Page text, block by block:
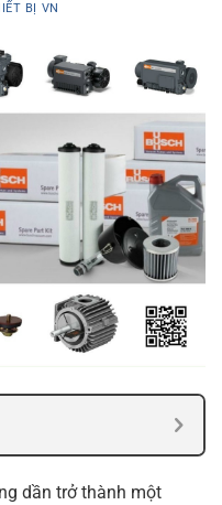
BỊ VN
dần trở thành một